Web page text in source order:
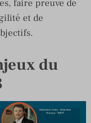
faire preuve de
et de
du